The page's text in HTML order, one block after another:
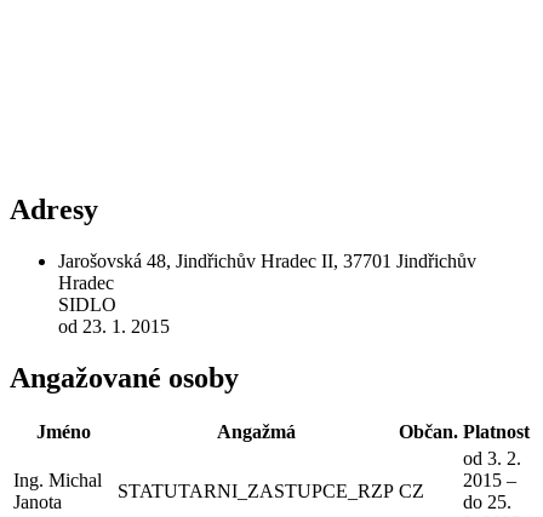
Adresy
Jarošovská 48, Jindřichův Hradec II, 37701 Jindřichův
Hradec
SIDLO
od 23. 1. 2015
Angažované osoby
Jméno Angažmá Občan. Platnost
Ing. Michal
Janota
STATUTARNI_ZASTUPCE_RZP CZ
od 3. 2.
2015 –
do 25.